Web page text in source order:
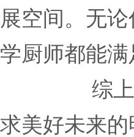
展空间。无
学厨师都能
综上所述
求美好未来